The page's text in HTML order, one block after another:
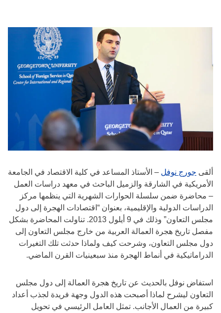
ألقى جورج نوفل – الأستاذ المساعد في كلية الاقتصاد في الجامعة
الأمريكية في الشارقة والزميل الباحث في معهد دراسات العمل
– محاضرة ضمن سلسلة الحوارات الشهرية التي ينظمها مركز
الدراسات الدولية والإقليمية، بعنوان “اقتصادات الهجرة إلى دول
مجلس التعاون” وذلك في 9 أيلول 2013. تناولت المحاضرة بشكل
مفصل تاريخ هجرة العمالة العربية من خارج مجلس التعاون إلى
دول مجلس التعاون، وشرحت كيف ولماذا حدثت تلك التغيرات
الدراماتيكية في أنماط الهجرة منذ سبعينيات القرن الماضي.
استفاض نوفل بالحديث عن تاريخ هجرة العمالة إلى دول مجلس
التعاون ليشرح لماذا أصبحت هذه الدول وجهة فريدة لجذب أعداد
كبيرة من العمال الأجانب. تمثل العامل الرئيسي في تحويل